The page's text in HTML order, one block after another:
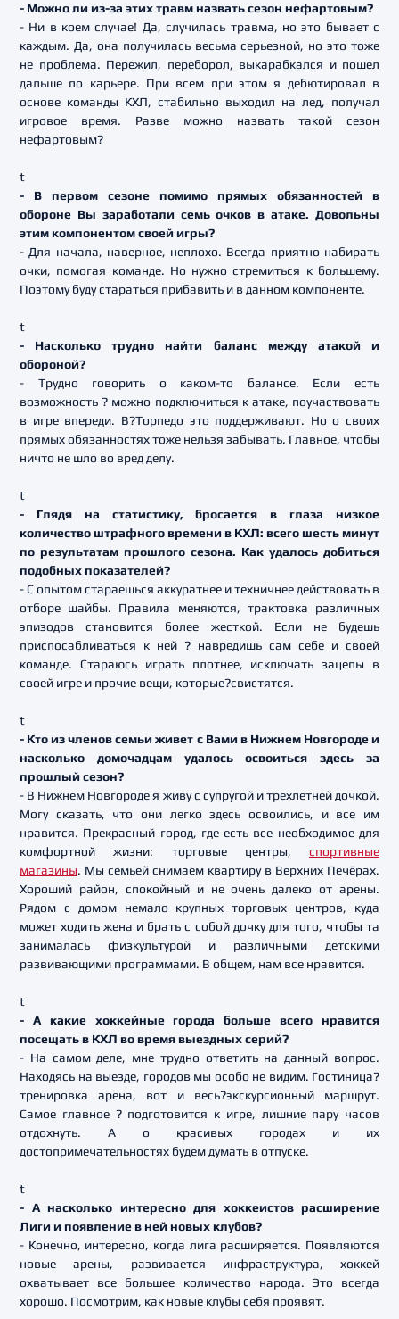
- Можно ли из-за этих травм назвать сезон нефартовым?
- Ни в коем случае! Да, случилась травма, но это бывает с
каждым. Да, она получилась весьма серьезной, но это тоже
не проблема. Пережил, переборол, выкарабкался и пошел
дальше по карьере. При всем при этом я дебютировал в
основе команды КХЛ, стабильно выходил на лед, получал
игровое время. Разве можно назвать такой сезон
нефартовым?
t
- В первом сезоне помимо прямых обязанностей в
обороне Вы заработали семь очков в атаке. Довольны
этим компонентом своей игры?
- Для начала, наверное, неплохо. Всегда приятно набирать
очки, помогая команде. Но нужно стремиться к большему.
Поэтому буду стараться прибавить и в данном компоненте.
t
- Насколько трудно найти баланс между атакой и
обороной?
- Трудно говорить о каком-то балансе. Если есть
возможность ? можно подключиться к атаке, поучаствовать
в игре впереди. В?Торпедо это поддерживают. Но о своих
прямых обязанностях тоже нельзя забывать. Главное, чтобы
ничто не шло во вред делу.
t
- Глядя на статистику, бросается в глаза низкое
количество штрафного времени в КХЛ: всего шесть минут
по результатам прошлого сезона. Как удалось добиться
подобных показателей?
- С опытом стараешься аккуратнее и техничнее действовать в
отборе шайбы. Правила меняются, трактовка различных
эпизодов становится более жесткой. Если не будешь
приспосабливаться к ней ? навредишь сам себе и своей
команде. Стараюсь играть плотнее, исключать зацепы в
своей игре и прочие вещи, которые?свистятся.
t
- Кто из членов семьи живет с Вами в Нижнем Новгороде и
насколько домочадцам удалось освоиться здесь за
прошлый сезон?
- В Нижнем Новгороде я живу с супругой и трехлетней дочкой.
Могу сказать, что они легко здесь освоились, и все им
нравится. Прекрасный город, где есть все необходимое для
комфортной жизни: торговые центры, спортивные
магазины. Мы семьей снимаем квартиру в Верхних Печёрах.
Хороший район, спокойный и не очень далеко от арены.
Рядом с домом немало крупных торговых центров, куда
может ходить жена и брать с собой дочку для того, чтобы та
занималась физкультурой и различными детскими
развивающими программами. В общем, нам все нравится.
t
- А какие хоккейные города больше всего нравится
посещать в КХЛ во время выездных серий?
- На самом деле, мне трудно ответить на данный вопрос.
Находясь на выезде, городов мы особо не видим. Гостиница?
тренировка арена, вот и весь?экскурсионный маршрут.
Самое главное ? подготовится к игре, лишние пару часов
отдохнуть. А о красивых городах и их
достопримечательностях будем думать в отпуске.
t
- А насколько интересно для хоккеистов расширение
Лиги и появление в ней новых клубов?
- Конечно, интересно, когда лига расширяется. Появляются
новые арены, развивается инфраструктура, хоккей
охватывает все большее количество народа. Это всегда
хорошо. Посмотрим, как новые клубы себя проявят.